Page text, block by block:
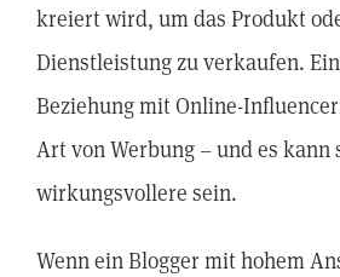
kreiert wird, um das Produkt
Dienstleistung zu verkaufen.
Beziehung mit Online-
Art von Werbung – und es kann
wirkungsvollere sein.
Wenn ein Blogger mit hohem